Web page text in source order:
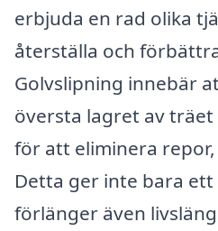
erbjuda en rad olika
återställa och
Golvslipning innebär
översta lagret av
för att eliminera
Detta ger inte bara
förlänger även